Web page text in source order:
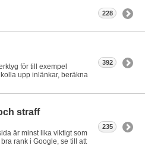
228
för till exempel
upp inlänkar, beräkna
392
straff
är minst lika viktigt som
rank i Google, se till att
235